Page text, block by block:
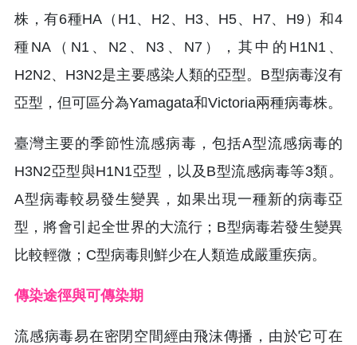
株，有6種HA（H1、H2、H3、H5、H7、H9）和4
種NA（N1、N2、N3、N7），其中的H1N1、
H2N2、H3N2是主要感染人類的亞型。B型病毒沒有
亞型，但可區分為Yamagata和Victoria兩種病毒株。
臺灣主要的季節性流感病毒，包括A型流感病毒的
H3N2亞型與H1N1亞型，以及B型流感病毒等3類。
A型病毒較易發生變異，如果出現一種新的病毒亞
型，將會引起全世界的大流行；B型病毒若發生變異
比較輕微；C型病毒則鮮少在人類造成嚴重疾病。
傳染途徑與可傳染期
流感病毒易在密閉空間經由飛沫傳播，由於它可在